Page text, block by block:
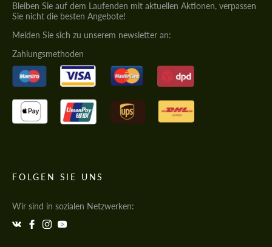
Bleiben Sie auf dem Laufenden mit aktuellen Aktionen, verpassen
Sie nicht die besten Angebote!
Melden Sie sich zu unserem newsletter an:
Zahlungsmethoden
FOLGEN SIE UNS
Wir sind in sozialen Netzwerken: